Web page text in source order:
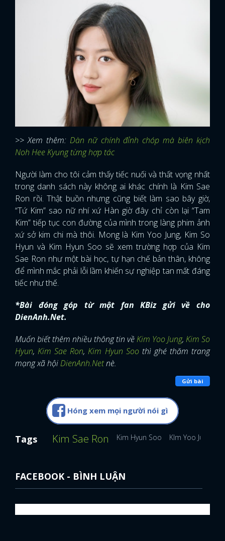
>> Xem thêm: Dàn nữ chính đỉnh chóp mà biên kịch
Noh Hee Kyung từng hợp tác
Người làm cho tôi cảm thấy tiếc nuối và thất vọng nhất
trong danh sách này không ai khác chính là Kim Sae
Ron rồi. Thật buồn nhưng cũng biết làm sao bây giờ,
“Tứ Kim” sao nữ nhí xứ Hàn giờ đây chỉ còn lại “Tam
Kim” tiếp tục con đường của mình trong làng phim ảnh
xứ sở kim chi mà thôi. Mong là Kim Yoo Jung, Kim So
Hyun và Kim Hyun Soo sẽ xem trường hợp của Kim
Sae Ron như một bài học, tự hạn chế bản thân, không
để mình mắc phải lỗi lầm khiến sự nghiệp tan mất đáng
tiếc như thế.
*Bài đóng góp từ một fan KBiz gửi về cho
DienAnh.Net.
Muốn biết thêm nhiều thông tin vềKim Yoo Jung, Kim So
Hyun,Kim Sae Ron,Kim Hyun Soothì ghé thăm trang
mạng xã hộiDienAnh.Netnè.
Gửi bài
Hóng xem mọi người nói gì
Tags Kim Sae Ron Kim Hyun Soo KIm Yoo Jung
FACEBOOK - BÌNH LUẬN